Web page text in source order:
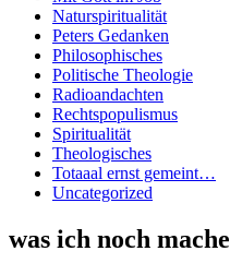
Naturspiritualität
Peters Gedanken
Philosophisches
Politische Theologie
Radioandachten
Rechtspopulismus
Spiritualität
Theologisches
Totaaal ernst gemeint…
Uncategorized
was ich noch mache